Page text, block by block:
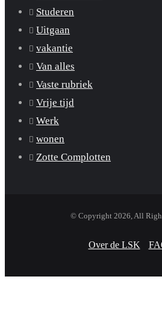
Studeren
Uitgaan
vakantie
Van alles
Vaste rubriek
Vrije tijd
Werk
wonen
Zotte Complotten
© Copyright 2026, All
Over de LSK